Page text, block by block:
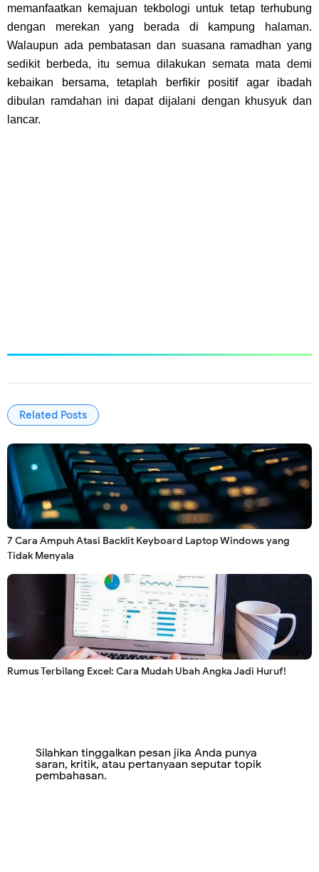
memanfaatkan kemajuan tekbologi untuk tetap terhubung
dengan merekan yang berada di kampung halaman.
Walaupun ada pembatasan dan suasana ramadhan yang
sedikit berbeda, itu semua dilakukan semata mata demi
kebaikan bersama, tetaplah berfikir positif agar ibadah
dibulan ramdahan ini dapat dijalani dengan khusyuk dan
lancar.
Related Posts
7 Cara Ampuh Atasi Backlit Keyboard Laptop Windows yang
Tidak Menyala
Rumus Terbilang Excel: Cara Mudah Ubah Angka Jadi Huruf!
Silahkan tinggalkan pesan jika Anda punya
saran, kritik, atau pertanyaan seputar topik
pembahasan.